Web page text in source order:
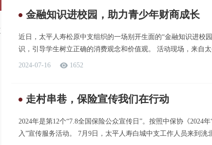
金融知识进校园，助力青少年财商成长
近日，太平人寿松原中支组织的一场别开生面的“金融知识进校
识，引导学生树立正确的消费观念和价值观。 活动现场，来自太
2024-07-16 1652
走村串巷，保险宣传我们在行动
2024年是第12个“7.8全国保险公众宣传日”。按照中保协《2024
入”宣传服务活动。 7月9日，太平人寿白城中支工作人员来到洮